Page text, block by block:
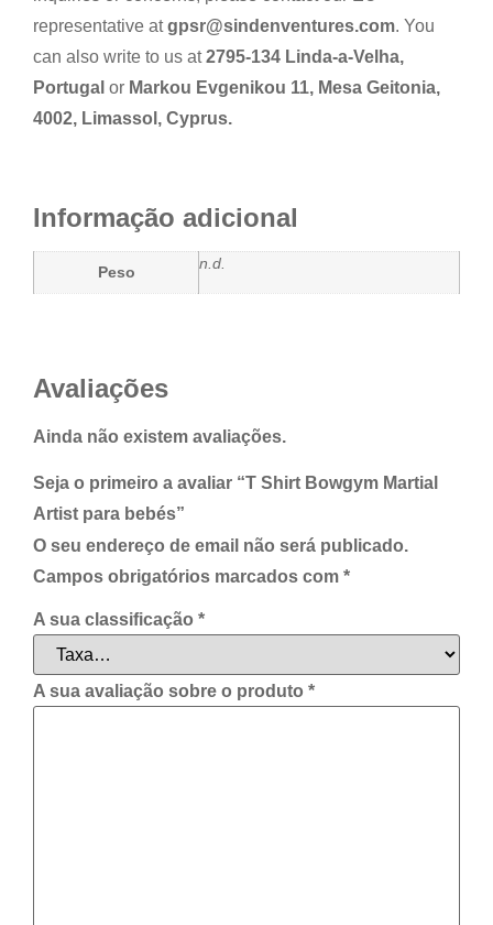
representative atgpsr@sindenventures.com. You
can also write to us at2795-134 Linda-a-Velha,
Portugal or Markou Evgenikou 11, Mesa Geitonia,
4002, Limassol, Cyprus.
Informação adicional
Peso n.d.
Avaliações
Ainda não existem avaliações.
Seja o primeiro a avaliar “T Shirt Bowgym Martial
Artist para bebés”
O seu endereço de email não será publicado.
Campos obrigatórios marcados com *
A sua classificação *
A sua avaliação sobre o produto *